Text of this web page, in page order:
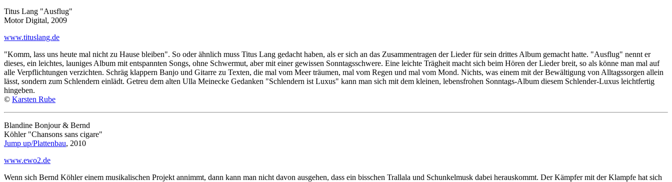
Titus Lang "Ausflug"
Motor Digital, 2009
www.tituslang.de
"Komm, lass uns heute mal nicht zu Hause bleiben". So oder ähnlich muss Titus Lang gedacht haben, als er sich an das Zusammentragen der Lieder für sein drittes Album gemacht hatte. "Ausflug" nennt er
dieses, ein leichtes, launiges Album mit entspannten Songs, ohne Schwermut, aber mit einer gewissen Sonntagsschwere. Eine leichte Trägheit macht sich beim Hören der Lieder breit, so als könne man mal auf
alle Verpflichtungen verzichten. Schräg klappern Banjo und Gitarre zu Texten, die mal vom Meer träumen, mal vom Regen und mal vom Mond. Nichts, was einem mit der Bewältigung von Alltagssorgen allein
lässt, sondern zum Schlendern einlädt. Getreu dem alten Ulla Meinecke Gedanken "Schlendern ist Luxus" kann man sich mit dem kleinen, lebensfrohen Sonntags-Album diesem Schlender-Luxus leichtfertig
hingeben.
© Karsten Rube
Blandine Bonjour & Bernd
Köhler "Chansons sans cigare"
Jump up/Plattenbau, 2010
www.ewo2.de
Wenn sich Bernd Köhler einem musikalischen Projekt annimmt, dann kann man nicht davon ausgehen, dass ein bisschen Trallala und Schunkelmusk dabei herauskommt. Der Kämpfer mit der Klampfe hat sich